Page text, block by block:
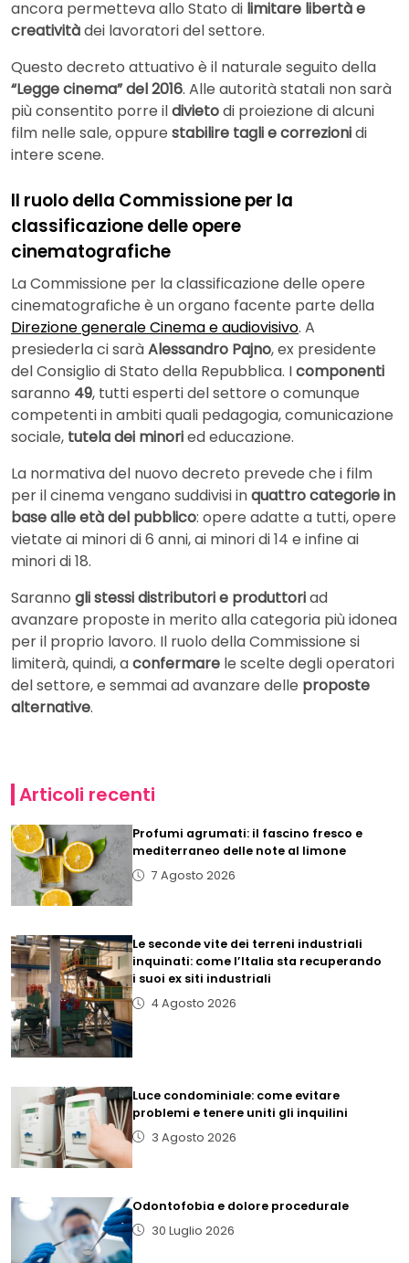
ancora permetteva allo Stato di limitare libertà e
creativitàdei lavoratori del settore.
Questo decreto attuativo è il naturale seguito della
“Legge cinema” del 2016. Alle autorità statali non sarà
più consentito porre ildivietodi proiezione di alcuni
film nelle sale, oppure stabilire tagli e correzionidi
intere scene.
Il ruolo della Commissione per la
classificazione delle opere
cinematografiche
La Commissione per la classificazione delle opere
cinematografiche è un organo facente parte della
Direzione generale Cinema e audiovisivo. A
presiederla ci saràAlessandro Pajno, ex presidente
del Consiglio di Stato della Repubblica. Icomponenti
saranno 49, tutti esperti del settore o comunque
competenti in ambiti quali pedagogia, comunicazione
sociale, tutela dei minoried educazione.
La normativa del nuovo decreto prevede che i film
per il cinema vengano suddivisi inquattro categorie in
base alle età del pubblico: opere adatte a tutti, opere
vietate ai minori di 6 anni, ai minori di 14 e infine ai
minori di 18.
Saranno gli stessi distributori e produttoriad
avanzare proposte in merito alla categoria più idonea
per il proprio lavoro. Il ruolo della Commissione si
limiterà, quindi, aconfermare le scelte degli operatori
del settore, e semmai ad avanzare delle proposte
alternative.
Articoli recenti
Profumi agrumati: il fascino fresco e
mediterraneo delle note al limone
7 Agosto 2026
Le seconde vite dei terreni industriali
inquinati: come l’Italia sta recuperando
i suoi ex siti industriali
4 Agosto 2026
Luce condominiale: come evitare
problemi e tenere uniti gli inquilini
3 Agosto 2026
Odontofobia e dolore procedurale
30 Luglio 2026